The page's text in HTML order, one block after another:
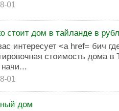
01
стоит дом в тайланде в
интересует <a href= бич
стоимость дома в
01
дом